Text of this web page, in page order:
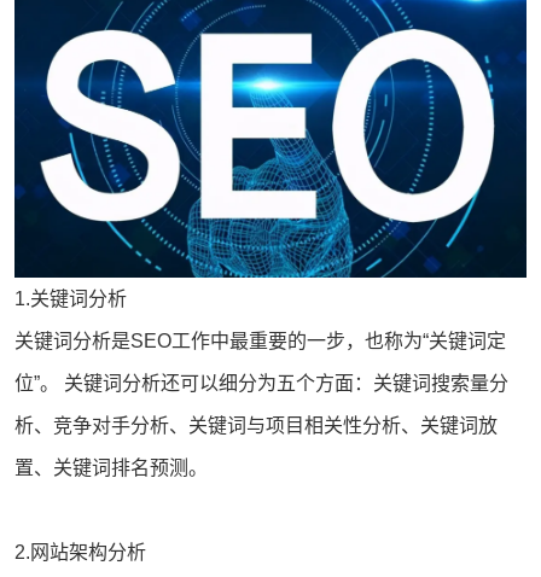
1.关键词分析
关键词分析是SEO工作中最重要的一步，也称为“关键词定
位”。 关键词分析还可以细分为五个方面：关键词搜索量分
析、竞争对手分析、关键词与项目相关性分析、关键词放
置、关键词排名预测。
2. 网站架构分析